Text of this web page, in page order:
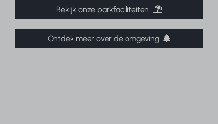
Bekijk onze parkfaciliteiten
Ontdek meer over de omgeving